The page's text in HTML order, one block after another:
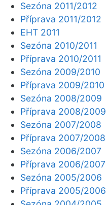
Sezóna 2011/2012
Příprava 2011/2012
EHT 2011
Sezóna 2010/2011
Příprava 2010/2011
Sezóna 2009/2010
Příprava 2009/2010
Sezóna 2008/2009
Příprava 2008/2009
Sezóna 2007/2008
Příprava 2007/2008
Sezóna 2006/2007
Příprava 2006/2007
Sezóna 2005/2006
Příprava 2005/2006